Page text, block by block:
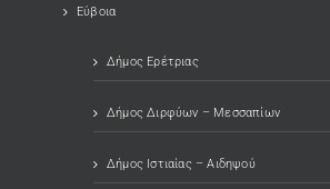
Εύβοια
Δήμος Ερέτριας
Δήμος Διρφύων – Μεσσαπίων
Δήμος Ιστιαίας – Αιδηψού